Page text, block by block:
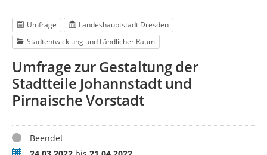
Umfrage
Landeshauptstadt Dresden
Stadtentwicklung und Ländlicher Raum
Umfrage zur Gestaltung der
Stadtteile Johannstadt und
Pirnaische Vorstadt
StatusBeendet